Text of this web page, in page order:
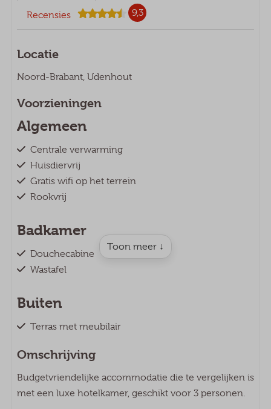
Recensies 9,3
Locatie
Noord-Brabant, Udenhout
Voorzieningen
Algemeen
Centrale verwarming
Huisdiervrij
Gratis wifi op het terrein
Rookvrij
Badkamer
Douchecabine
Wastafel
Buiten
Terras met meubilair
Woonruimte
Televisie
Toon meer ↓
Omschrijving
Budgetvriendelijke accommodatie die te vergelijken is
met een luxe hotelkamer, geschikt voor 3 personen.